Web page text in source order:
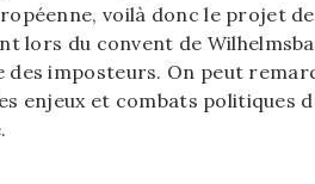
voilà donc le projet
lors du convent de
des imposteurs. On peut
enjeux et combats